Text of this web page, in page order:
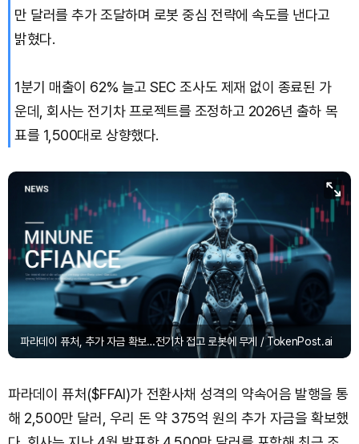
만 달러를 추가 조달하며 로봇 중심 전략에 속도를 낸다고
밝혔다.
1분기 매출이 62% 늘고 SEC 조사도 제재 없이 종료된 가
운데, 회사는 전기차 프로젝트를 조정하고 2026년 출하 목
표를 1,500대로 상향했다.
파라데이 퓨처, 추가 자금 확보…전기차 접고 로봇에 무게 / TokenPost.ai
파라데이 퓨처($FFAI)가 전환사채 성격의 약속어음 발행을 통
해 2,500만 달러, 우리 돈 약 375억 원의 추가 자금을 확보했